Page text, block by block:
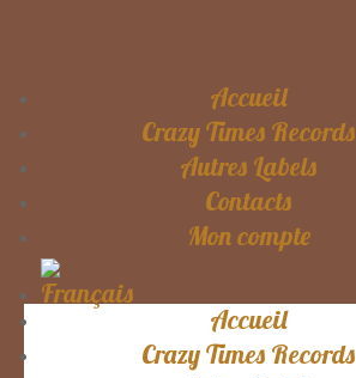
Accueil
Crazy Times Records
Autres Labels
Contacts
Mon compte
Accueil
Crazy Times Records